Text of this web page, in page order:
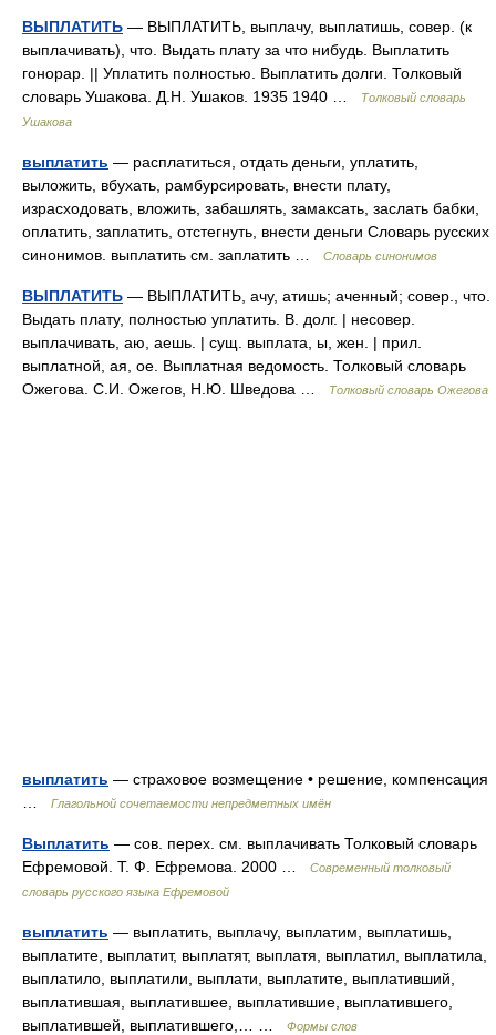
ВЫПЛАТИТЬ — ВЫПЛАТИТЬ, выплачу, выплатишь, совер. (к
выплачивать), что. Выдать плату за что нибудь. Выплатить
гонорар. || Уплатить полностью. Выплатить долги. Толковый
словарь Ушакова. Д.Н. Ушаков. 1935 1940 …
Толковый словарь
Ушакова
выплатить — расплатиться, отдать деньги, уплатить,
выложить, вбухать, рамбурсировать, внести плату,
израсходовать, вложить, забашлять, замаксать, заслать бабки,
оплатить, заплатить, отстегнуть, внести деньги Словарь русских
синонимов. выплатить см. заплатить …
Словарь синонимов
ВЫПЛАТИТЬ — ВЫПЛАТИТЬ, ачу, атишь; аченный; совер., что.
Выдать плату, полностью уплатить. В. долг. | несовер.
выплачивать, аю, аешь. | сущ. выплата, ы, жен. | прил.
выплатной, ая, ое. Выплатная ведомость. Толковый словарь
Ожегова. С.И. Ожегов, Н.Ю. Шведова …
Толковый словарь Ожегова
выплатить — страховое возмещение • решение, компенсация
Глагольной сочетаемости непредметных имён
Выплатить — сов. перех. см. выплачивать Толковый словарь
Ефремовой. Т. Ф. Ефремова. 2000 …
Современный толковый
словарь русского языка Ефремовой
выплатить — выплатить, выплачу, выплатим, выплатишь,
выплатите, выплатит, выплатят, выплатя, выплатил, выплатила,
выплатило, выплатили, выплати, выплатите, выплативший,
выплатившая, выплатившее, выплатившие, выплатившего,
выплатившей, выплатившего,… …
Формы слов